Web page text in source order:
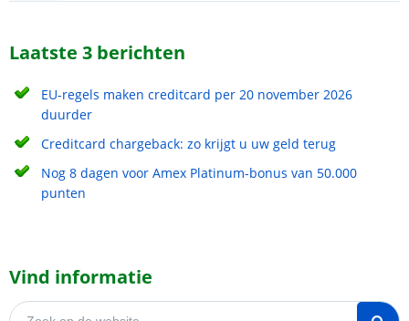
Laatste 3 berichten
EU-regels maken creditcard per 20 november 2026
duurder
Creditcard chargeback: zo krijgt u uw geld terug
Nog 8 dagen voor Amex Platinum-bonus van 50.000
punten
Vind informatie
Zoeken naar: